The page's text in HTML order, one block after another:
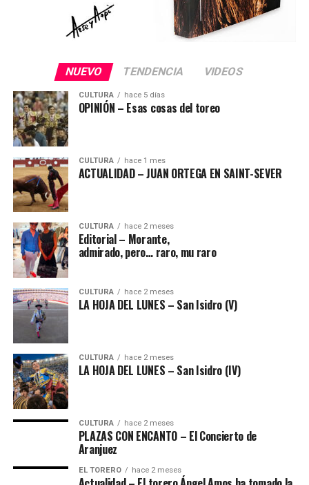
NUEVO TENDENCIA VIDEOS
CULTURA hace 5 días
OPINIÓN – Esas cosas del toreo
CULTURA hace 1 mes
ACTUALIDAD – JUAN ORTEGA EN SAINT-SEVER
CULTURA hace 2 meses
Editorial – Morante,
admirado, pero… raro, mu raro
CULTURA hace 2 meses
LA HOJA DEL LUNES – San Isidro (V)
CULTURA hace 2 meses
LA HOJA DEL LUNES – San Isidro (IV)
CULTURA hace 2 meses
PLAZAS CON ENCANTO – El Concierto de
Aranjuez
EL TORERO hace 2 meses